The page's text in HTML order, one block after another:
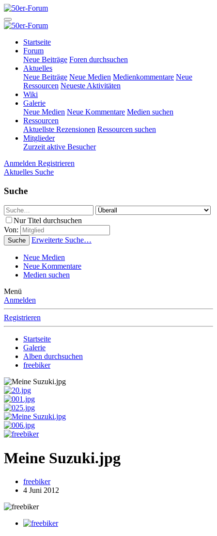
Startseite
Forum
Neue Beiträge Foren durchsuchen
Aktuelles
Neue Beiträge Neue Medien Medienkommentare Neue
Ressourcen Neueste Aktivitäten
Wiki
Galerie
Neue Medien Neue Kommentare Medien suchen
Ressourcen
Aktuellste Rezensionen Ressourcen suchen
Mitglieder
Zurzeit aktive Besucher
Anmelden Registrieren
Aktuelles Suche
Suche
Nur Titel durchsuchen
Von:
Suche Erweiterte Suche…
Neue Medien
Neue Kommentare
Medien suchen
Menü
Anmelden
Registrieren
Startseite
Galerie
Alben durchsuchen
freebiker
Meine Suzuki.jpg
freebiker
4 Juni 2012